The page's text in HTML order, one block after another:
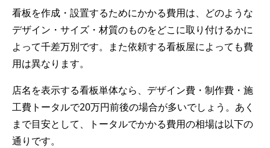
看板を作成・設置するためにかかる費用は、どのような
デザイン・サイズ・材質のものをどこに取り付けるかに
よって千差万別です。また依頼する看板屋によっても費
用は異なります。
店名を表示する看板単体なら、デザイン費・制作費・施
工費トータルで20万円前後の場合が多いでしょう。あく
まで目安として、トータルでかかる費用の相場は以下の
通りです。